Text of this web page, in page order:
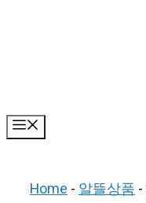
Home-알뜰상품-